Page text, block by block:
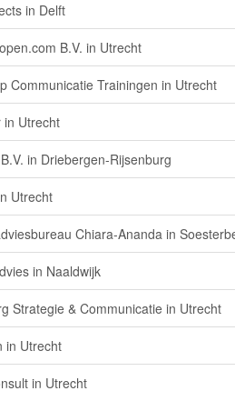
in Delft
B.V. in Utrecht
Communicatie Trainingen in Utrecht
in Utrecht
in Driebergen-Rijsenburg
Utrecht
Chiara-Ananda in
in Naaldwijk
Strategie & Communicatie in Utrecht
in Utrecht
in Utrecht